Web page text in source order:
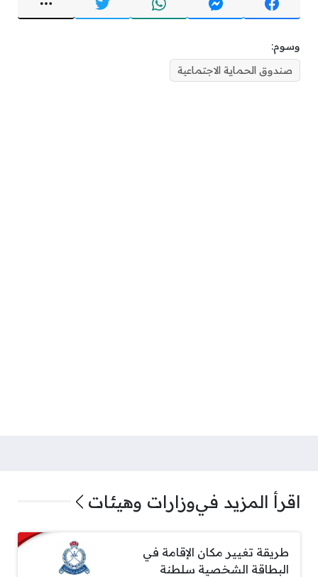
وسوم:
صندوق الحماية الاجتماعية
اقرأ المزيد فيوزارات وهيئات
طريقة تغيير مكان الإقامة في
البطاقة الشخصية سلطنة